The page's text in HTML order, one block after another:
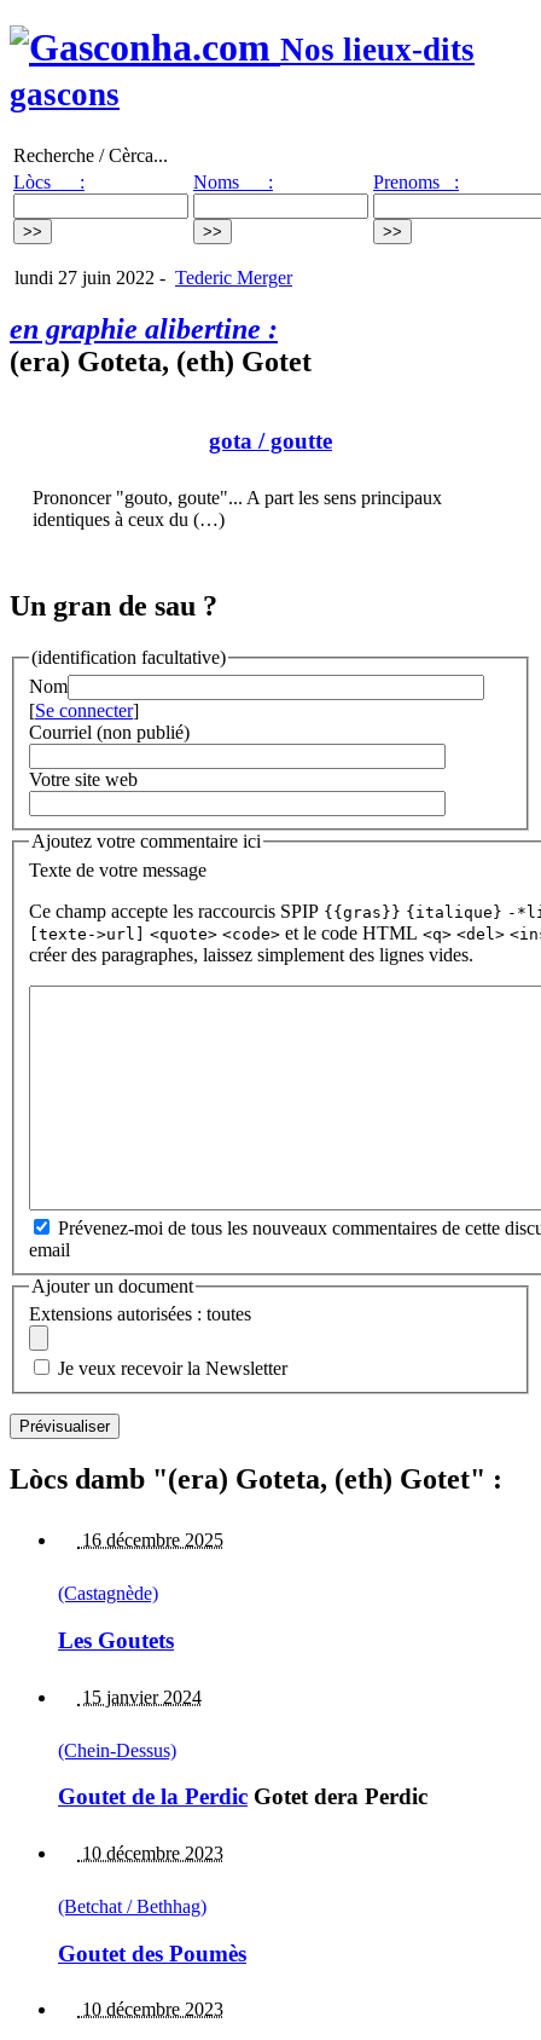
Nos lieux-dits
gascons
Recherche / Cèrca...
Lòcs :
Noms : Prenoms :
lundi 27 juin 2022 - Tederic Merger
en graphie alibertine :
(era) Goteta, (eth) Gotet
gota / goutte
Prononcer "gouto, goute"... A part les sens principaux
identiques à ceux du (…)
Un gran de sau ?
(identification facultative)
Nom
[Se connecter]
Courriel (non publié)
Votre site web
Ajoutez votre commentaire ici
Texte de votre message
Ce champ accepte les raccourcis SPIP {{gras}} {italique} -
[texte->url] <quote> <code> et le code HTML <q> <del>
créer des paragraphes, laissez simplement des lignes vides.
Prévenez-moi de tous les nouveaux commentaires de cette
email
Ajouter un document
Extensions autorisées : toutes
Je veux recevoir la Newsletter
Lòcs damb "(era) Goteta, (eth) Gotet" :
16 décembre 2025
(Castagnède)
Les Goutets
15 janvier 2024
(Chein-Dessus)
Goutet de la Perdic Gotet dera Perdic
10 décembre 2023
(Betchat / Bethhag)
Goutet des Poumès
10 décembre 2023